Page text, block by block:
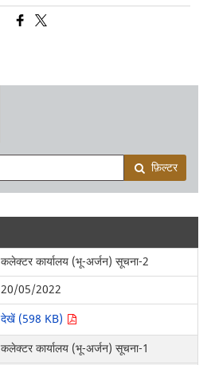
फ़िल्टर
कलेक्टर कार्यालय (भू-अर्जन) सूचना-2
20/05/2022
देखें (598 KB)
कलेक्टर कार्यालय (भू-अर्जन) सूचना-1